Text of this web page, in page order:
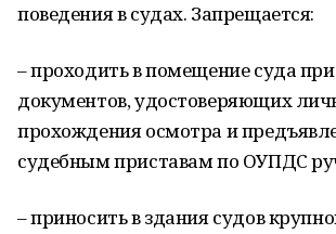
поведения в судах. Запрещается:
– проходить в помещение суда
документов, удостоверяющих
прохождения осмотра и
судебным приставам по ОУПДС
– приносить в здания судов